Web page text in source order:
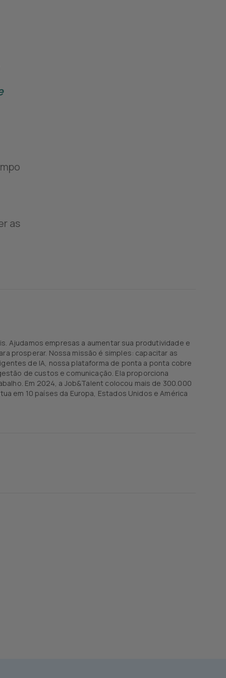
as
Ajudamos empresas a aumentar sua produtividade e
prosperar. Nossa missão é simples: capacitar as
de IA, nossa plataforma de ponta a ponta cobre
de custos e comunicação. Ela proporciona
Em 2024, a Job&Talent colocou mais de 300.000
em 10 países da Europa, Estados Unidos e América